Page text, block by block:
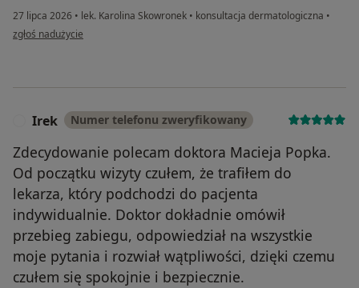
27 lipca 2026 • lek. Karolina Skowronek • konsultacja dermatologiczna •
w opinii użytkownika AW
zgłoś nadużycie
Irek Numer telefonu zweryfikowany
Zdecydowanie polecam doktora Macieja Popka.
Od początku wizyty czułem, że trafiłem do
lekarza, który podchodzi do pacjenta
indywidualnie. Doktor dokładnie omówił
przebieg zabiegu, odpowiedział na wszystkie
moje pytania i rozwiał wątpliwości, dzięki czemu
czułem się spokojnie i bezpiecznie.